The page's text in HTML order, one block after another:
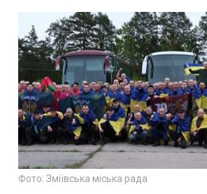
Фото: Зміївська міська рада